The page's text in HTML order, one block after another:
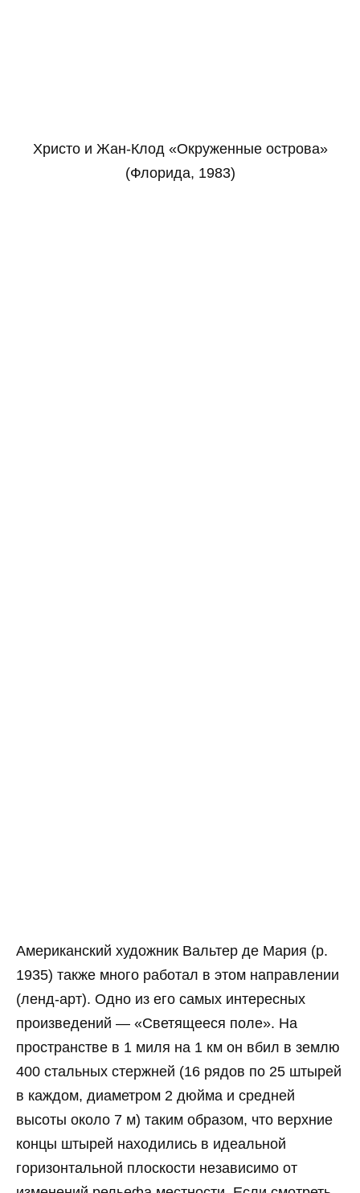
Христо и Жан-Клод «Окруженные острова»
(Флорида, 1983)
Американский художник Вальтер де Мария (р.
1935) также много работал в этом направлении
(ленд-арт). Одно из его самых интересных
произведений — «Светящееся поле». На
пространстве в 1 миля на 1 км он вбил в землю
400 стальных стержней (16 рядов по 25 штырей
в каждом, диаметром 2 дюйма и средней
высоты около 7 м) таким образом, что верхние
концы штырей находились в идеальной
горизонтальной плоскости независимо от